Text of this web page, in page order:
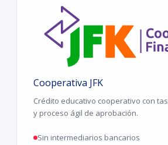
Cooperativa JFK
Crédito educativo cooperativo con
y proceso ágil de aprobación.
Sin intermediarios bancarios